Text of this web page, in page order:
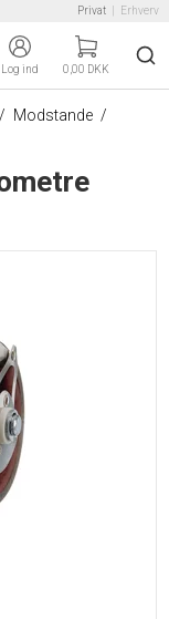
Privat Erhverv
Log ind 0,00 DKK
/ Modstande /